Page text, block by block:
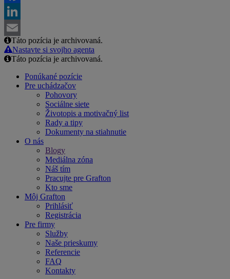
Facebook
LinkedIn
Email
Táto pozícia je archivovaná.
Nastavte si svojho agenta
Táto pozícia je archivovaná.
Ponúkané pozície
Pre uchádzačov
Pohovory
Sociálne siete
Životopis a motivačný list
Rady a tipy
Dokumenty na stiahnutie
O nás
Blogy
Mediálna zóna
Náš tím
Pracujte pre Grafton
Kto sme
Môj Grafton
Prihlásiť
Registrácia
Pre firmy
Služby
Naše prieskumy
Referencie
FAQ
Kontakty